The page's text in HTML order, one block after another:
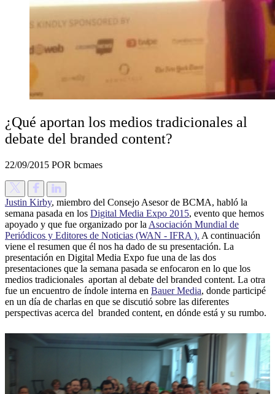
¿Qué aportan los medios tradicionales al
debate del branded content?
22/09/2015 POR bcmaes
Justin Kirby, miembro del Consejo Asesor de BCMA, habló la
semana pasada en los Digital Media Expo 2015, evento que hemos
apoyado y que fue organizado por la Asociación Mundial de
Periódicos y Editores de Noticias (WAN - IFRA ). A continuación
viene el resumen que él nos ha dado de su presentación. La
presentación en Digital Media Expo fue una de las dos
presentaciones que la semana pasada se enfocaron en lo que los
medios tradicionales aportan al debate del branded content. La otra
fue un encuentro de índole interna en Bauer Media, donde participé
en un día de charlas en que se discutió sobre las diferentes
perspectivas acerca del branded content, en dónde está y su rumbo.